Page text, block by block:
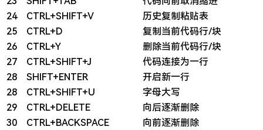
24
CTRL+SHIFT+V
历史复制粘贴表
25
CTRL+D
复制当前代码行/块
26
CTRL+Y
删除当前代码行/块
27
CTRL+SHIFT+J
代码连接为一行
28
SHIFT+ENTER
开启新一行
28
CTRL+SHIFT+U
字母大写
29
CTRL+DELETE
向后逐渐删除
30
CTRL+BACKSPACE 向前逐渐删除